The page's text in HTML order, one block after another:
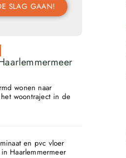
SLAG GAAN!
wonen naar
woontraject in de
en pvc vloer
Haarlemmermeer